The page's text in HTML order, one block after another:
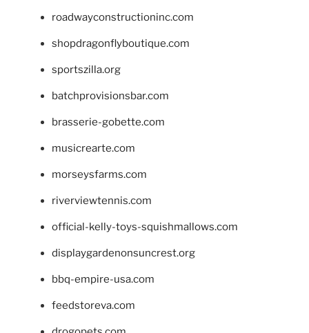
roadwayconstructioninc.com
shopdragonflyboutique.com
sportszilla.org
batchprovisionsbar.com
brasserie-gobette.com
musicrearte.com
morseysfarms.com
riverviewtennis.com
official-kelly-toys-squishmallows.com
displaygardenonsuncrest.org
bbq-empire-usa.com
feedstoreva.com